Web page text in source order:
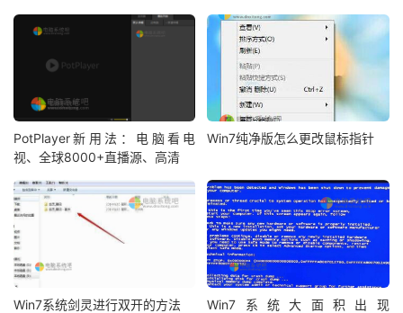
PotPlayer新用法：电脑看电
视、全球8000+直播源、高清
Win7纯净版怎么更改鼠标指针
Win7系统剑灵进行双开的方法
Win7系统大面积出现